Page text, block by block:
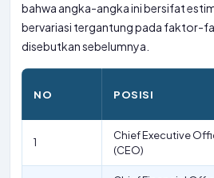
bahwa angka-angka ini bersifat
bervariasi tergantung pada faktor-
disebutkan sebelumnya.
NO POSISI
1
Chief Executive
(CEO)